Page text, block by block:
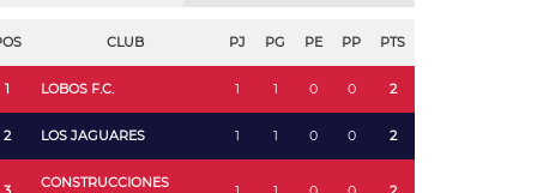
CLUB PJ PG PE PP PTS
1 LOBOS F.C. 1 1 0 0 2
2 LOS JAGUARES 1 1 0 0 2
CONSTRUCCIONES